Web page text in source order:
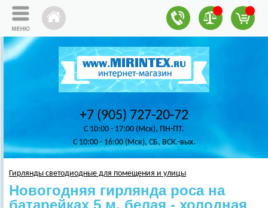
+7 (905) 727-20-72
C 10:00 - 17:00 (Мск), ПН-ПТ.
C 10:00 - 16:00 (Мск), СБ, ВСК.-вых.
Гирлянды светодиодные для помещения и улицы
Новогодняя гирлянда роса на
батарейках 5 м, белая - холодная